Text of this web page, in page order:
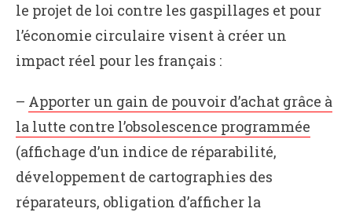
le projet de loi contre les gaspillages et pour
l’économie circulaire visent à créer un
impact réel pour les français :
– Apporter un gain de pouvoir d’achat grâce à
la lutte contre l’obsolescence programmée
(affichage d’un indice de réparabilité,
développement de cartographies des
réparateurs, obligation d’afficher la